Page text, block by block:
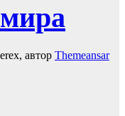
мира
автор Themeansar